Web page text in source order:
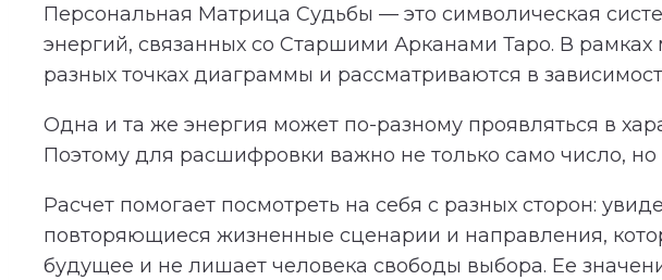
Персональная Матрица Судьбы — это символическая
энергий, связанных со Старшими Арканами Таро. В
разных точках диаграммы и рассматриваются в
Одна и та же энергия может по-разному проявляться в
Поэтому для расшифровки важно не только само число,
Расчет помогает посмотреть на себя с разных сторон:
повторяющиеся жизненные сценарии и направления,
будущее и не лишает человека свободы выбора. Ее